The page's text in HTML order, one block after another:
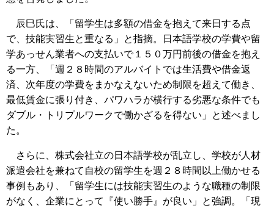
辰巳氏は、「留学生は多額の借金を抱えて来日する点
で、技能実習生と重なる」と指摘。日本語学校の学費や留
学あっせん業者への支払いで１５０万円前後の借金を抱え
る一方、「週２８時間のアルバイトでは生活費や借金返
済、次年度の学費をまかなえないため制限を超えて働き、
最低賃金に張り付き、パワハラが横行する劣悪な条件でも
ダブル・トリプルワークで働かざるを得ない」と述べまし
た。
さらに、株式会社立の日本語学校が乱立し、学校が人材
派遣会社を兼ねて自校の留学生を週２８時間以上働かせる
事例もあり、「留学生には技能実習生のような職種の制限
がなく、企業にとって『使い勝手』が良い」と強調。「現